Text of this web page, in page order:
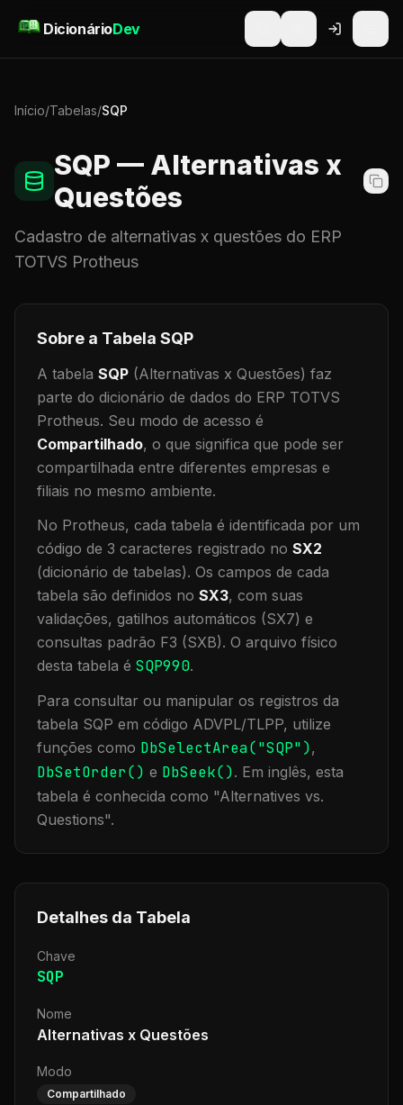
DicionárioDev
Início/Tabelas/SQP
SQP — Alternativas x
Questões
Cadastro de alternativas x questões do ERP
TOTVS Protheus
Sobre a Tabela SQP
A tabela SQP (Alternativas x Questões) faz
parte do dicionário de dados do ERP TOTVS
Protheus. Seu modo de acesso é
Compartilhado, o que significa que pode ser
compartilhada entre diferentes empresas e
filiais no mesmo ambiente.
No Protheus, cada tabela é identificada por um
código de 3 caracteres registrado no SX2
(dicionário de tabelas). Os campos de cada
tabela são definidos no SX3, com suas
validações, gatilhos automáticos (SX7) e
consultas padrão F3 (SXB). O arquivo físico
desta tabela é SQP990.
Para consultar ou manipular os registros da
tabela SQP em código ADVPL/TLPP, utilize
funções como DbSelectArea("SQP"),
DbSetOrder() e DbSeek(). Em inglês, esta
tabela é conhecida como "Alternatives vs.
Questions".
Detalhes da Tabela
Chave
SQP
Nome
Alternativas x Questões
Modo
Compartilhado